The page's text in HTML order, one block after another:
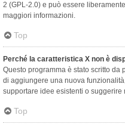
2 (GPL-2.0) e può essere
maggiori informazioni.
Top
Perché la caratteristica X non è
Questo programma è stato scritto da
di aggiungere una nuova
supportare idee esistenti o suggerire
Top